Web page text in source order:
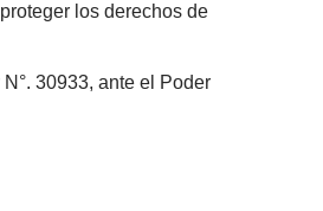
los derechos de
30933, ante el Poder